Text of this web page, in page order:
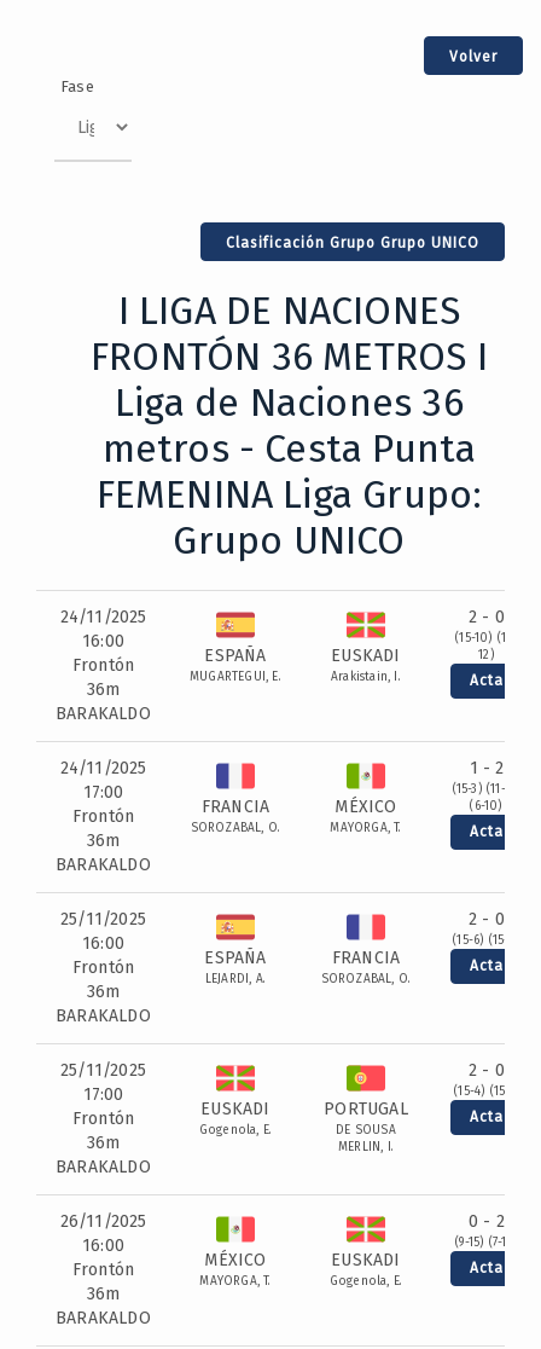
Volver
Fase
Clasificación Grupo Grupo UNICO
I LIGA DE NACIONES
FRONTÓN 36 METROS I
Liga de Naciones 36
metros - Cesta Punta
FEMENINA Liga Grupo:
Grupo UNICO
24/11/2025
16:00
Frontón
36m
BARAKALDO
ESPAÑA
MUGARTEGUI, E.
EUSKADI
Arakistain, I.
2 - 0
(15-10) (15-
12)
Acta
24/11/2025
17:00
Frontón
36m
BARAKALDO
FRANCIA
SOROZABAL, O.
MÉXICO
MAYORGA, T.
1 - 2
(15-3) (11-15)
(6-10)
Acta
25/11/2025
16:00
Frontón
36m
BARAKALDO
ESPAÑA
LEJARDI, A.
FRANCIA
SOROZABAL, O.
2 - 0
(15-6) (15-5)
Acta
25/11/2025
17:00
Frontón
36m
BARAKALDO
EUSKADI
Gogenola, E.
PORTUGAL
DE SOUSA
MERLIN, I.
2 - 0
(15-4) (15-1)
Acta
26/11/2025
16:00
Frontón
36m
BARAKALDO
MÉXICO
MAYORGA, T.
EUSKADI
Gogenola, E.
0 - 2
(9-15) (7-15)
Acta